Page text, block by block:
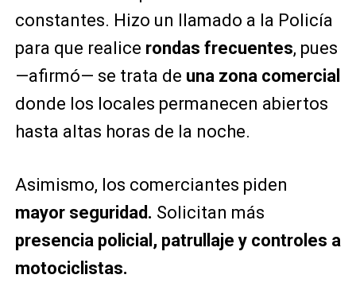
constantes. Hizo un llamado a la Policía
para que realice rondas frecuentes, pues
—afirmó— se trata de una zona comercial
donde los locales permanecen abiertos
hasta altas horas de la noche.
Asimismo, los comerciantes piden
mayor seguridad. Solicitan más
presencia policial, patrullaje y controles a
motociclistas.